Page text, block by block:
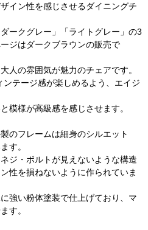
イン性を感じさせるダイニングチ
ークグレー」「ライトグレー」の3
ジはダークブラウンの販売で
人の雰囲気が魅力のチェアです。
テージ感が楽しめるよう、エイジ
模様が高級感を感じさせます。
のフレームは細身のシルエット
す。
ジ・ボルトが見えないような構造
性を損ねないように作られていま
強い粉体塗装で仕上げており、マ
す。